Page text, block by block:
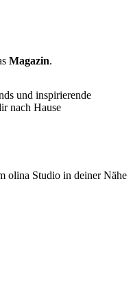
Magazin.
und inspirierende
nach Hause
olina Studio in deiner Nähe